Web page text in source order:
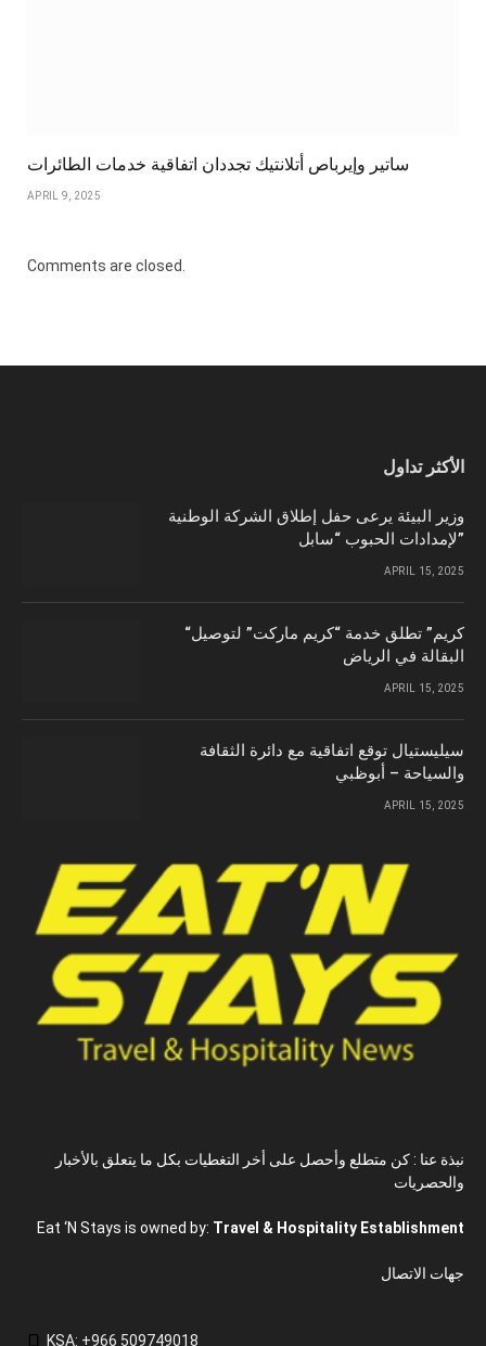
ساتير وإيرباص أتلانتيك تجددان اتفاقية خدمات الطائرات
APRIL 9, 2025
Comments are closed.
الأكثر تداول
وزير البيئة يرعى حفل إطلاق الشركة الوطنية
لإمدادات الحبوب “سابل”
APRIL 15, 2025
“كريم” تطلق خدمة “كريم ماركت” لتوصيل
البقالة في الرياض
APRIL 15, 2025
سيليستيال توقع اتفاقية مع دائرة الثقافة
والسياحة – أبوظبي
APRIL 15, 2025
نبذة عنا : كن متطلع وأحصل على أخر التغطيات بكل ما يتعلق بالأخبار
والحصريات
Eat ‘N Stays is owned by: Travel & Hospitality Establishment
جهات الاتصال
KSA: +966 509749018